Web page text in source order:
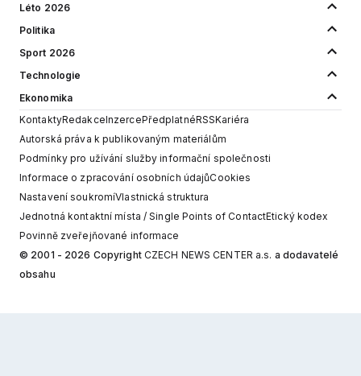
Léto 2026
Politika
Sport 2026
Technologie
Ekonomika
KontaktyRedakceInzercePředplatnéRSSKariéra
Autorská práva k publikovaným materiálům
Podmínky pro užívání služby informační společnosti
Informace o zpracování osobních údajůCookies
Nastavení soukromíVlastnická struktura
Jednotná kontaktní místa / Single Points of ContactEtický kodex
Povinně zveřejňované informace
© 2001 - 2026 Copyright CZECH NEWS CENTER a.s. a dodavatelé
obsahu